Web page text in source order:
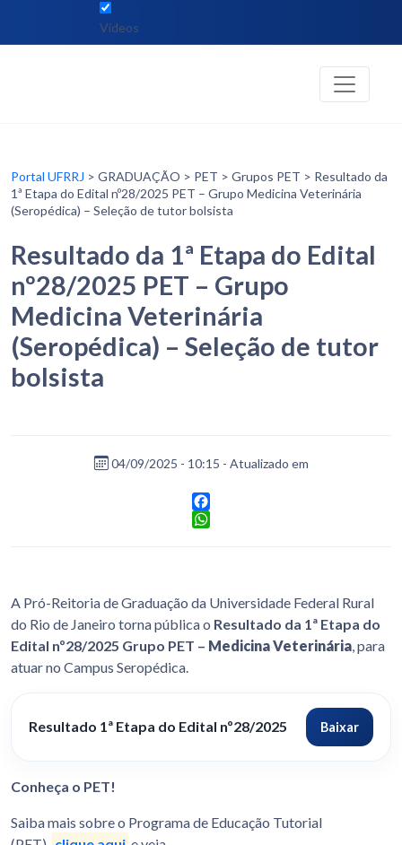
Vídeos
Portal UFRRJ > GRADUAÇÃO > PET > Grupos PET > Resultado da
1ª Etapa do Edital nº28/2025 PET – Grupo Medicina Veterinária
(Seropédica) – Seleção de tutor bolsista
Resultado da 1ª Etapa do Edital
nº28/2025 PET – Grupo
Medicina Veterinária
(Seropédica) – Seleção de tutor
bolsista
04/09/2025 - 10:15 - Atualizado em
Facebook
A Pró-Reitoria de Graduação da Universidade Federal Rural
do Rio de Janeiro torna pública o Resultado da 1ª Etapa do
Edital nº28/2025 Grupo PET – Medicina Veterinária , para
atuar no Campus Seropédica.
Resultado 1ª Etapa do Edital nº28/2025 Baixar
Conheça o PET!
Saiba mais sobre o Programa de Educação Tutorial